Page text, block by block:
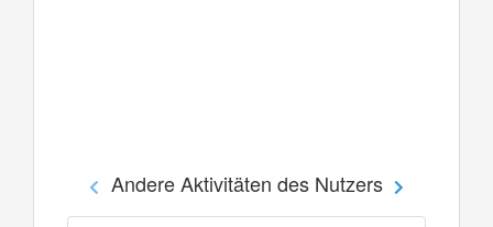
Andere Aktivitäten des Nutzers